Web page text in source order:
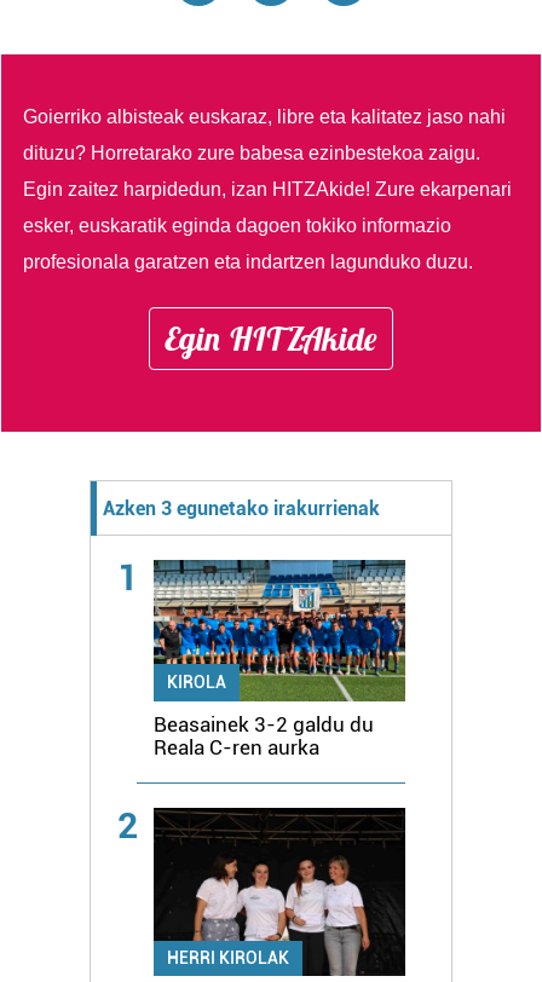
Goierriko albisteak euskaraz, libre eta kalitatez jaso nahi
dituzu? Horretarako zure babesa ezinbestekoa zaigu.
Egin zaitez harpidedun, izan HITZAkide!Zure ekarpenari
esker, euskaratik eginda dagoen tokiko informazio
profesionala garatzen eta indartzen lagunduko duzu.
Egin HITZAkide
Azken 3 egunetako irakurrienak
1
KIROLA
Beasainek 3-2 galdu du
Reala C-ren aurka
2
HERRI KIROLAK